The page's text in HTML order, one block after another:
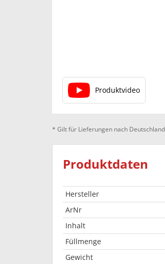
Produktvideo
* Gilt für Lieferungen nach
Produktdaten
Hersteller
ArNr
Inhalt
Füllmenge
Gewicht